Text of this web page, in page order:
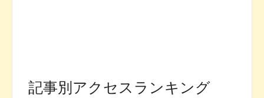
記事別アクセスランキング